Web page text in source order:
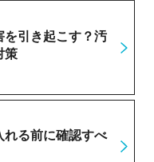
を引き起こす？汚
策
れる前に確認すべ